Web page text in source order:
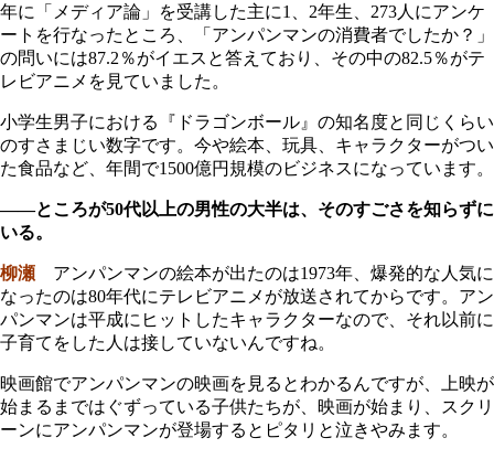
年に「メディア論」を受講した主に1、2年生、273人にアンケ
ートを行なったところ、「アンパンマンの消費者でしたか？」
の問いには87.2％がイエスと答えており、その中の82.5％がテ
レビアニメを見ていました。
小学生男子における『ドラゴンボール』の知名度と同じくらい
のすさまじい数字です。今や絵本、玩具、キャラクターがつい
た食品など、年間で1500億円規模のビジネスになっています。
――ところが50代以上の男性の大半は、そのすごさを知らずに
いる。
柳瀬 アンパンマンの絵本が出たのは1973年、爆発的な人気に
なったのは80年代にテレビアニメが放送されてからです。アン
パンマンは平成にヒットしたキャラクターなので、それ以前に
子育てをした人は接していないんですね。
映画館でアンパンマンの映画を見るとわかるんですが、上映が
始まるまではぐずっている子供たちが、映画が始まり、スクリ
ーンにアンパンマンが登場するとピタリと泣きやみます。